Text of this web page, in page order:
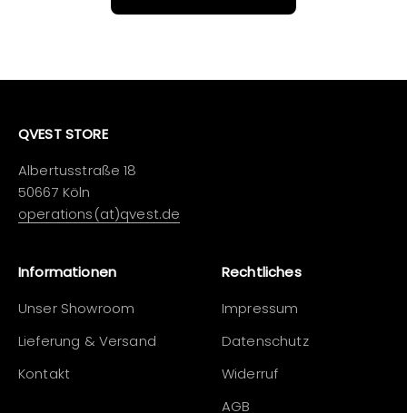
QVEST STORE
Albertusstraße 18
50667 Köln
operations(at)qvest.de
Informationen
Unser Showroom
Lieferung & Versand
Kontakt
Rechtliches
Impressum
Datenschutz
Widerruf
AGB